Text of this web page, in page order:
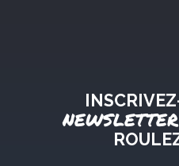
NEWSLETTER